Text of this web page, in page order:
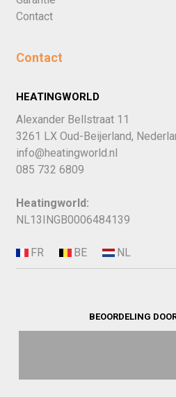
Contact
Contact
HEATINGWORLD
Alexander Bellstraat 11
3261 LX Oud-Beijerland,
info@heatingworld.nl
085 732 6809
Heatingworld:
NL13INGB0006484139
BEOORDELING